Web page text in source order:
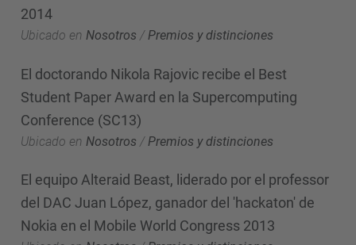
2014
Ubicado en Nosotros /Premios y distinciones
El doctorando Nikola Rajovic recibe el Best
Student Paper Award en la Supercomputing
Conference (SC13)
Ubicado en Nosotros / Premios y distinciones
El equipo Alteraid Beast, liderado por el professor
del DAC Juan López, ganador del 'hackaton' de
Nokia en el Mobile World Congress 2013